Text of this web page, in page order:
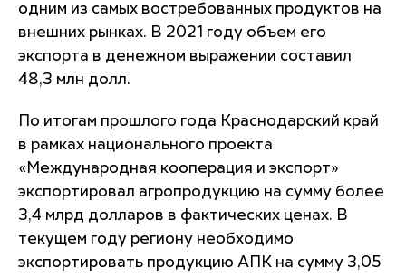
одним из самых востребованных продуктов на
внешних рынках. В 2021 году объем его
экспорта в денежном выражении составил
48,3 млн долл.
По итогам прошлого года Краснодарский край
в рамках национального проекта
«Международная кооперация и экспорт»
экспортировал агропродукцию на сумму более
3,4 млрд долларов в фактических ценах. В
текущем году региону необходимо
экспортировать продукцию АПК на сумму 3,05